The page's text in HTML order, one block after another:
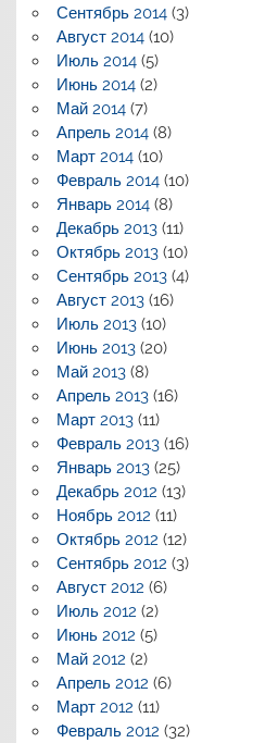
Сентябрь 2014(3)
Август 2014(10)
Июль 2014(5)
Июнь 2014(2)
Май 2014(7)
Апрель 2014(8)
Март 2014(10)
Февраль 2014(10)
Январь 2014(8)
Декабрь 2013(11)
Октябрь 2013(10)
Сентябрь 2013(4)
Август 2013(16)
Июль 2013(10)
Июнь 2013(20)
Май 2013(8)
Апрель 2013(16)
Март 2013(11)
Февраль 2013(16)
Январь 2013(25)
Декабрь 2012 (13)
Ноябрь 2012 (11)
Октябрь 2012 (12)
Сентябрь 2012 (3)
Август 2012 (6)
Июль 2012 (2)
Июнь 2012 (5)
Май 2012 (2)
Апрель 2012 (6)
Март 2012 (11)
Февраль 2012 (32)